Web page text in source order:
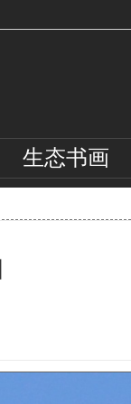
生态书画